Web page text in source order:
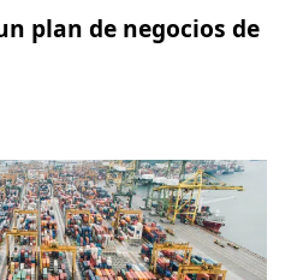
plan de negocios de